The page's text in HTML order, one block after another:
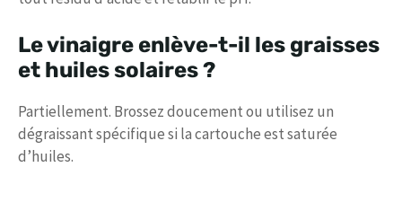
Le vinaigre enlève-t-il les graisses
et huiles solaires ?
Partiellement. Brossez doucement ou utilisez un
dégraissant spécifique si la cartouche est saturée
d’huiles.